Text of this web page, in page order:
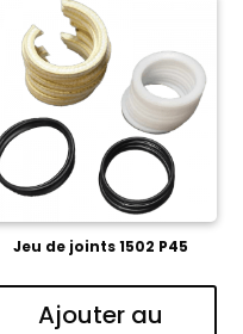
Jeu de joints 1502 P45
Ajouter au